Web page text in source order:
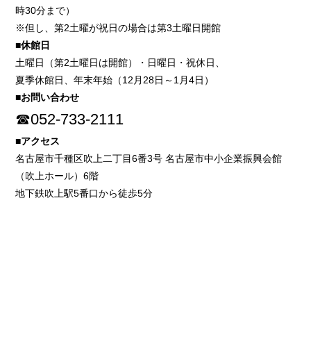
時30分まで）
※但し、第2土曜が祝日の場合は第3土曜日開館
■休館日
土曜日（第2土曜日は開館）・日曜日・祝休日、
夏季休館日、年末年始（12月28日～1月4日）
■お問い合わせ
☎052-733-2111
■アクセス
名古屋市千種区吹上二丁目6番3号 名古屋市中小企業振興会館
（吹上ホール）6階
地下鉄吹上駅5番口から徒歩5分